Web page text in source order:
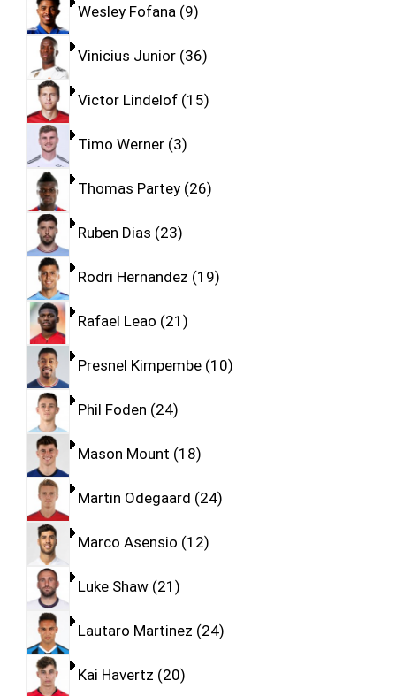
Wesley Fofana 9
Vinicius Junior 36
Victor Lindelof 15
Timo Werner 3
Thomas Partey 26
Ruben Dias 23
Rodri Hernandez 19
Rafael Leao 21
Presnel Kimpembe 10
Phil Foden 24
Mason Mount 18
Martin Odegaard 24
Marco Asensio 12
Luke Shaw 21
Lautaro Martinez 24
Kai Havertz 20